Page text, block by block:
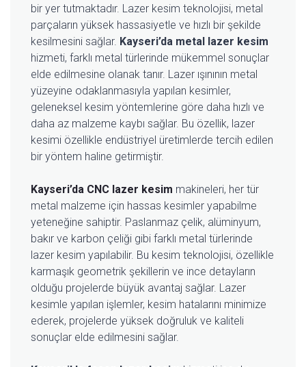
bir yer tutmaktadır. Lazer kesim teknolojisi, metal
parçaların yüksek hassasiyetle ve hızlı bir şekilde
kesilmesini sağlar. Kayseri’da metal lazer kesim
hizmeti, farklı metal türlerinde mükemmel sonuçlar
elde edilmesine olanak tanır. Lazer ışınının metal
yüzeyine odaklanmasıyla yapılan kesimler,
geleneksel kesim yöntemlerine göre daha hızlı ve
daha az malzeme kaybı sağlar. Bu özellik, lazer
kesimi özellikle endüstriyel üretimlerde tercih edilen
bir yöntem haline getirmiştir.
Kayseri’da CNC lazer kesim makineleri, her tür
metal malzeme için hassas kesimler yapabilme
yeteneğine sahiptir. Paslanmaz çelik, alüminyum,
bakır ve karbon çeliği gibi farklı metal türlerinde
lazer kesim yapılabilir. Bu kesim teknolojisi, özellikle
karmaşık geometrik şekillerin ve ince detayların
olduğu projelerde büyük avantaj sağlar. Lazer
kesimle yapılan işlemler, kesim hatalarını minimize
ederek, projelerde yüksek doğruluk ve kaliteli
sonuçlar elde edilmesini sağlar.